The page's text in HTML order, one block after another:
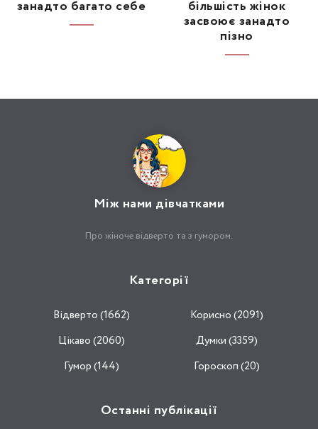
занадто багато себе
більшість жінок
засвоює занадто
пізно
Між нами дівчатками
Про жіноче відверто та з гумором.
Категорії
Відвертo (1662)
Корисно (2091)
Цікаво (2060)
Думки (3359)
Гумор (144)
Гороскоп (20)
Останні публікації